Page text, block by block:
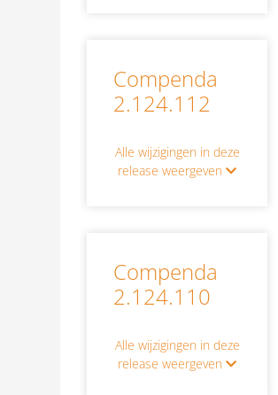
Compenda
2.124.112
Alle wijzigingen in deze
release weergeven
Compenda
2.124.110
Alle wijzigingen in deze
release weergeven